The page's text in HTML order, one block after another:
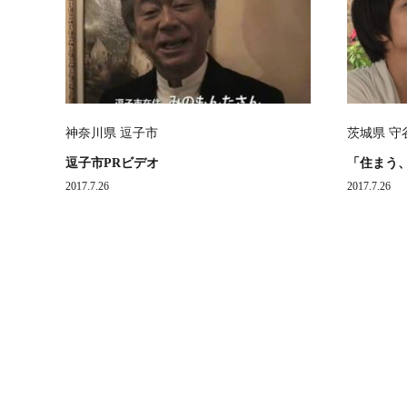
神奈川県 逗子市
逗子市PRビデオ
2017.7.26
茨城県 守
「住まう
2017.7.26